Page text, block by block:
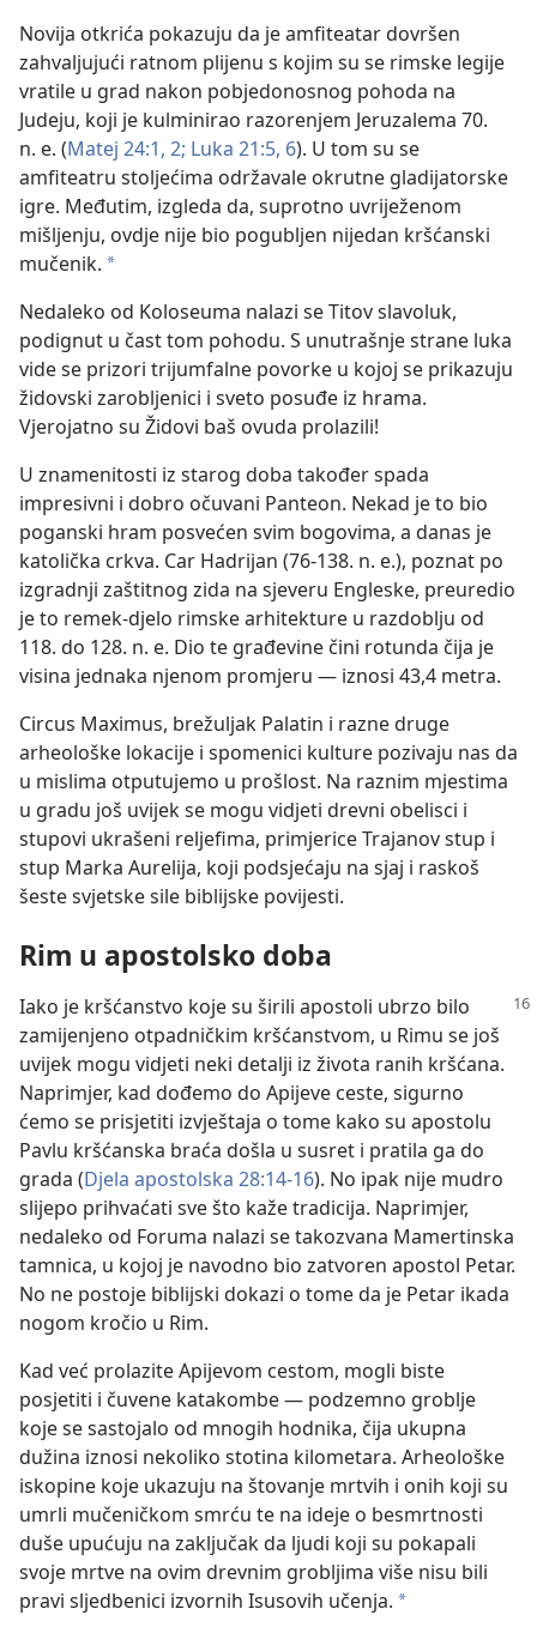
Novija otkrića pokazuju da je amfiteatar dovršen
zahvaljujući ratnom plijenu s kojim su se rimske legije
vratile u grad nakon pobjedonosnog pohoda na
Judeju, koji je kulminirao razorenjem Jeruzalema 70.
n. e. (Matej 24:1, 2; Luka 21:5, 6). U tom su se
amfiteatru stoljećima održavale okrutne gladijatorske
igre. Međutim, izgleda da, suprotno uvriježenom
mišljenju, ovdje nije bio pogubljen nijedan kršćanski
mučenik. *
Nedaleko od Koloseuma nalazi se Titov slavoluk,
podignut u čast tom pohodu. S unutrašnje strane luka
vide se prizori trijumfalne povorke u kojoj se prikazuju
židovski zarobljenici i sveto posuđe iz hrama.
Vjerojatno su Židovi baš ovuda prolazili!
U znamenitosti iz starog doba također spada
impresivni i dobro očuvani Panteon. Nekad je to bio
poganski hram posvećen svim bogovima, a danas je
katolička crkva. Car Hadrijan (76-138. n. e.), poznat po
izgradnji zaštitnog zida na sjeveru Engleske, preuredio
je to remek-djelo rimske arhitekture u razdoblju od
118. do 128. n. e. Dio te građevine čini rotunda čija je
visina jednaka njenom promjeru — iznosi 43,4 metra.
Circus Maximus, brežuljak Palatin i razne druge
arheološke lokacije i spomenici kulture pozivaju nas da
u mislima otputujemo u prošlost. Na raznim mjestima
u gradu još uvijek se mogu vidjeti drevni obelisci i
stupovi ukrašeni reljefima, primjerice Trajanov stup i
stup Marka Aurelija, koji podsjećaju na sjaj i raskoš
šeste svjetske sile biblijske povijesti.
Rim u apostolsko doba
Iako je kršćanstvo koje su širili apostoli ubrzo bilo
zamijenjeno otpadničkim kršćanstvom, u Rimu se još
uvijek mogu vidjeti neki detalji iz života ranih kršćana.
Naprimjer, kad dođemo do Apijeve ceste, sigurno
ćemo se prisjetiti izvještaja o tome kako su apostolu
Pavlu kršćanska braća došla u susret i pratila ga do
grada (Djela apostolska 28:14-16). No ipak nije mudro
slijepo prihvaćati sve što kaže tradicija. Naprimjer,
nedaleko od Foruma nalazi se takozvana Mamertinska
tamnica, u kojoj je navodno bio zatvoren apostol Petar.
No ne postoje biblijski dokazi o tome da je Petar ikada
nogom kročio u Rim.
Kad već prolazite Apijevom cestom, mogli biste
posjetiti i čuvene katakombe — podzemno groblje
koje se sastojalo od mnogih hodnika, čija ukupna
dužina iznosi nekoliko stotina kilometara. Arheološke
iskopine koje ukazuju na štovanje mrtvih i onih koji su
umrli mučeničkom smrću te na ideje o besmrtnosti
duše upućuju na zaključak da ljudi koji su pokapali
svoje mrtve na ovim drevnim grobljima više nisu bili
pravi sljedbenici izvornih Isusovih učenja. *